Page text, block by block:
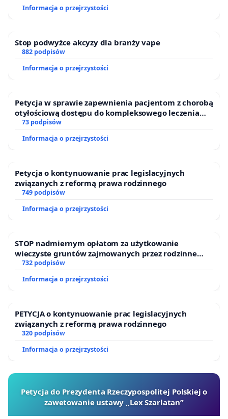
Informacja o przejrzystości
Stop podwyżce akcyzy dla branży vape
882 podpisów
Informacja o przejrzystości
Petycja w sprawie zapewnienia pacjentom z chorobą
otyłościową dostępu do kompleksowego leczenia
oraz programów profilaktycznych.
73 podpisów
Informacja o przejrzystości
Petycja o kontynuowanie prac legislacyjnych
związanych z reformą prawa rodzinnego
749 podpisów
Informacja o przejrzystości
STOP nadmiernym opłatom za użytkowanie
wieczyste gruntów zajmowanych przez rodzinne
ogrody działkowe.
732 podpisów
Informacja o przejrzystości
PETYCJA o kontynuowanie prac legislacyjnych
związanych z reformą prawa rodzinnego
320 podpisów
Informacja o przejrzystości
Petycja do Prezydenta Rzeczypospolitej Polskiej o
zawetowanie ustawy „Lex Szarlatan”